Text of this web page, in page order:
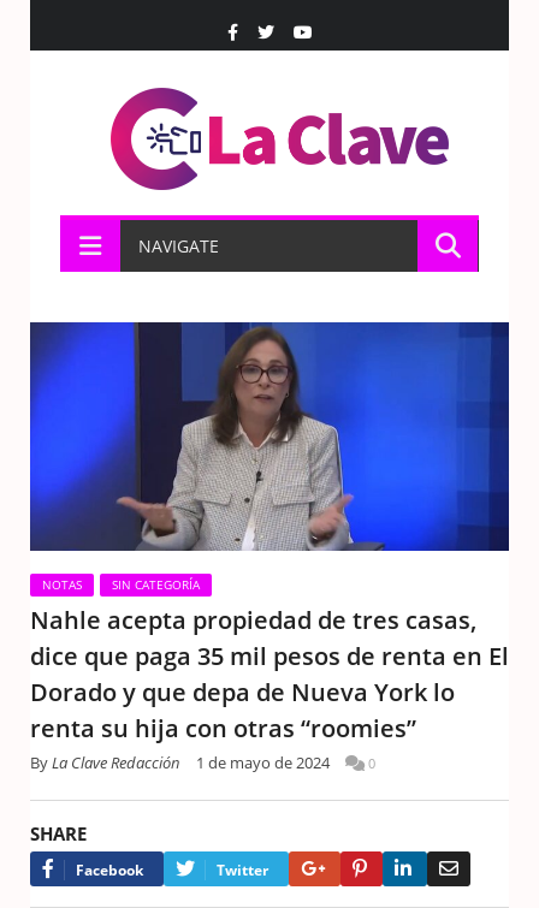
NAVIGATE
NOTAS SIN CATEGORÍA
Nahle acepta propiedad de tres casas,
dice que paga 35 mil pesos de renta en El
Dorado y que depa de Nueva York lo
renta su hija con otras “roomies”
ByLa Clave Redacción 1 de mayo de 2024 0
SHARE
Facebook Twitter Google+PinterestLinkedIn